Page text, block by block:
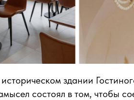
здании
состоял в том, чтобы